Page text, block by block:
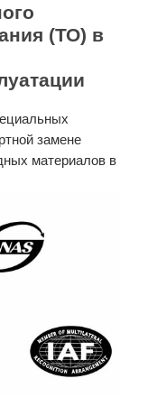
(ТО) в
замене
материалов в